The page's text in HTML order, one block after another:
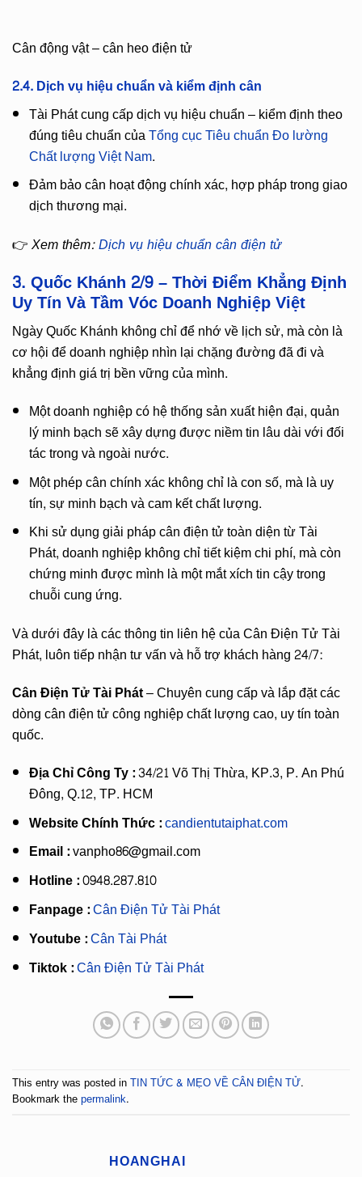
Cân động vật – cân heo điện tử
2.4. Dịch vụ hiệu chuẩn và kiểm định cân
Tài Phát cung cấp dịch vụ hiệu chuẩn – kiểm định theo
đúng tiêu chuẩn củaTổng cục Tiêu chuẩn Đo lường
Chất lượng Việt Nam.
Đảm bảo cân hoạt động chính xác, hợp pháp trong giao
dịch thương mại.
👉Xem thêm:Dịch vụ hiệu chuẩn cân điện tử
3. Quốc Khánh 2/9 – Thời Điểm Khẳng Định
Uy Tín Và Tầm Vóc Doanh Nghiệp Việt
Ngày Quốc Khánh không chỉ để nhớ về lịch sử, mà còn là
cơ hội để doanh nghiệp nhìn lại chặng đường đã đi và
khẳng định giá trị bền vững của mình.
Một doanh nghiệp có hệ thống sản xuất hiện đại, quản
lý minh bạch sẽ xây dựng được niềm tin lâu dài với đối
tác trong và ngoài nước.
Một phép cân chính xác không chỉ là con số, mà là uy
tín, sự minh bạch và cam kết chất lượng.
Khi sử dụng giải pháp cân điện tử toàn diện từ Tài
Phát, doanh nghiệp không chỉ tiết kiệm chi phí, mà còn
chứng minh được mình là một mắt xích tin cậy trong
chuỗi cung ứng.
Và dưới đây là các thông tin liên hệ của Cân Điện Tử Tài
Phát, luôn tiếp nhận tư vấn và hỗ trợ khách hàng 24/7:
Cân Điện Tử Tài Phát– Chuyên cung cấp và lắp đặt các
dòng cân điện tử công nghiệp chất lượng cao, uy tín toàn
quốc.
Địa Chỉ Công Ty :34/21 Võ Thị Thừa, KP.3, P. An Phú
Đông, Q.12, TP. HCM
Website Chính Thức :candientutaiphat.com
Email :vanpho86@gmail.com
Hotline :0948.287.810
Fanpage :Cân Điện Tử Tài Phát
Youtube :Cân Tài Phát
Tiktok :Cân Điện Tử Tài Phát
This entry was posted inTIN TỨC & MẸO VỀ CÂN ĐIỆN TỬ.
Bookmark thepermalink.
HOANGHAI